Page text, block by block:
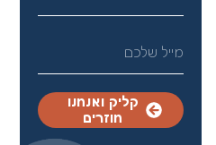
קליק ואנחנו
חוזרים